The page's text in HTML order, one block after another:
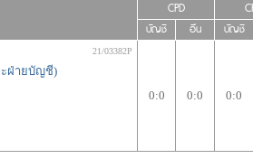
CPD
บัญชี อื่น บัญชี
ะฝ่ายบัญชี)
21/03382P
0:0 0:0 0:0